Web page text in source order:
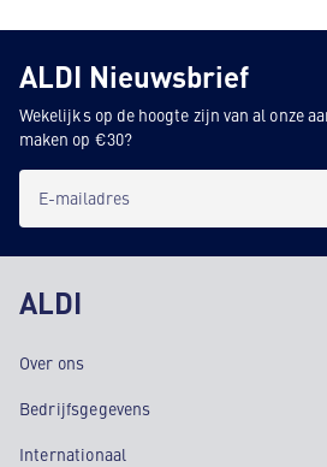
ALDI Nieuwsbrief
Wekelijks op de hoogte zijn van al onze
maken op €30?
E-mailadres
ALDI
Over ons
Bedrijfsgegevens
Internationaal